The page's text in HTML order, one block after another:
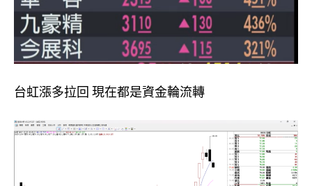
台虹漲多拉回 現在都是資金輪流轉